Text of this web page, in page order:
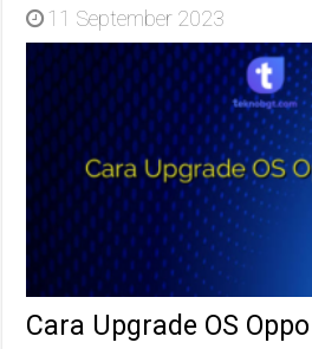
11 September 2023
Cara Upgrade OS